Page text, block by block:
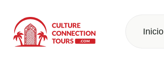
Inicio